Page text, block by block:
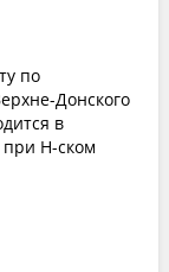
по
Донского
в
при Н-ском